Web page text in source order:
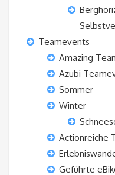
Teamevents
Amazing
Azubi
Sommer
Winter
Actionreiche
Geführte